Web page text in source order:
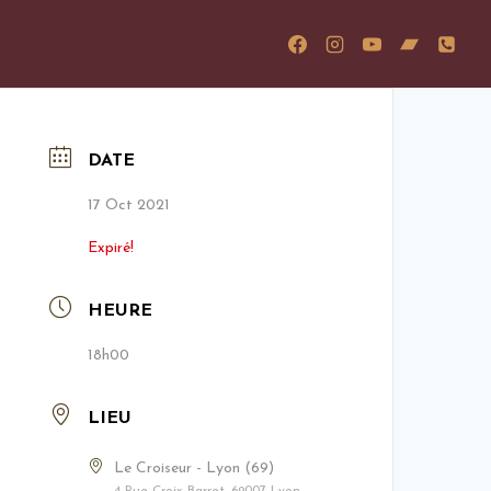
DATE
17 Oct 2021
Expiré!
HEURE
18h00
LIEU
Le Croiseur - Lyon (69)